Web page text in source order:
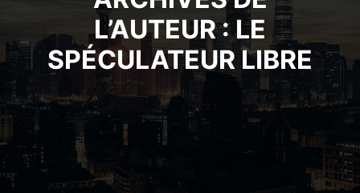
L’AUTEUR :LE
SPÉCULATEUR LIBRE